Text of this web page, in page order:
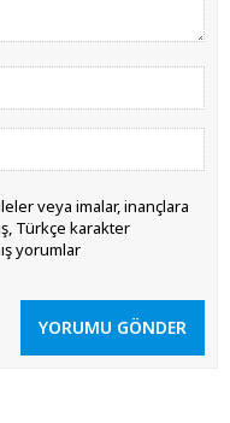
veya imalar, inançlara
Türkçe karakter
yorumlar
YORUMU GÖNDER